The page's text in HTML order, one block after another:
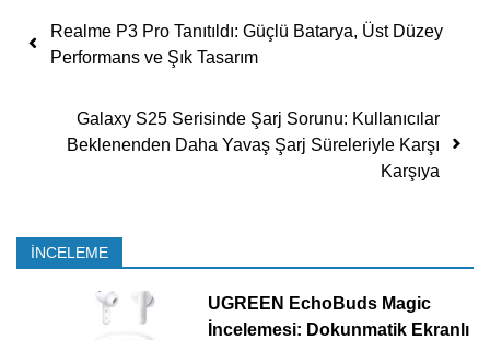
Yazı dolaşımı
Realme P3 Pro Tanıtıldı: Güçlü Batarya, Üst Düzey
Performans ve Şık Tasarım
Galaxy S25 Serisinde Şarj Sorunu: Kullanıcılar
Beklenenden Daha Yavaş Şarj Süreleriyle Karşı
Karşıya
İNCELEME
UGREEN EchoBuds Magic
İncelemesi: Dokunmatik Ekranlı